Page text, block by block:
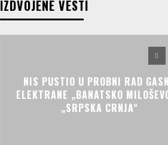
IZDVOJENE VESTI
NIS PUSTIO U PROBNI RAD
ELEKTRANE „BANATSKO
„SRPSKA CRNJA“